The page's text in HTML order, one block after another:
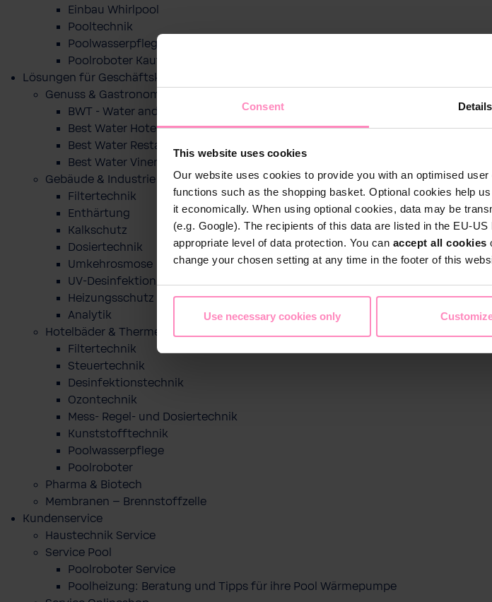
Consent Details
This website uses cookies
Our website uses cookies to provide you with an optimised
functions such as the shopping basket. Optional cookies help
it economically. When using optional cookies, data may be
(e.g. Google). The recipients of this data are listed in the EU-
appropriate level of data protection. You can accept all cookies
change your chosen setting at any time in the footer of this
Use necessary cookies only
Einbau Whirlpool
Pooltechnik
Poolwasserpflege
Poolroboter Kaufberatung und Tipps
Lösungen für Geschäftskunden
Genuss & Gastronomie
BWT - Water and more
Best Water Hotel
Best Water Restaurant
Best Water Vinery
Gebäude & Industrie
Filtertechnik
Enthärtung
Kalkschutz
Dosiertechnik
Umkehrosmose
UV-Desinfektion
Heizungsschutz
Analytik
Hotelbäder & Thermen
Filtertechnik
Steuertechnik
Desinfektionstechnik
Ozontechnik
Mess- Regel- und Dosiertechnik
Kunststofftechnik
Poolwasserpflege
Poolroboter
Pharma & Biotech
Membranen – Brennstoffzelle
Kundenservice
Haustechnik Service
Service Pool
Poolroboter Service
Poolheizung: Beratung und Tipps für ihre Pool Wärmepumpe